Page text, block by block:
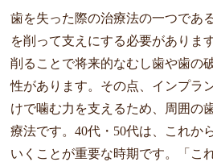
歯を失った際の治療法の一つであ
を削って支えにする必要がありま
削ることで将来的なむし歯や歯の
性があります。その点、インプラ
けで噛む力を支えるため、周囲の
療法です。40代・50代は、これか
いくことが重要な時期です。「こ